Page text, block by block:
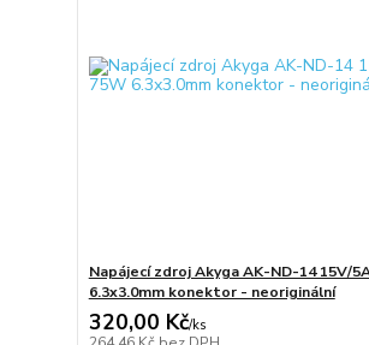
Napájecí zdroj Akyga AK-ND-14 15V/
6.3x3.0mm konektor - neoriginální
320,00 Kč/ks